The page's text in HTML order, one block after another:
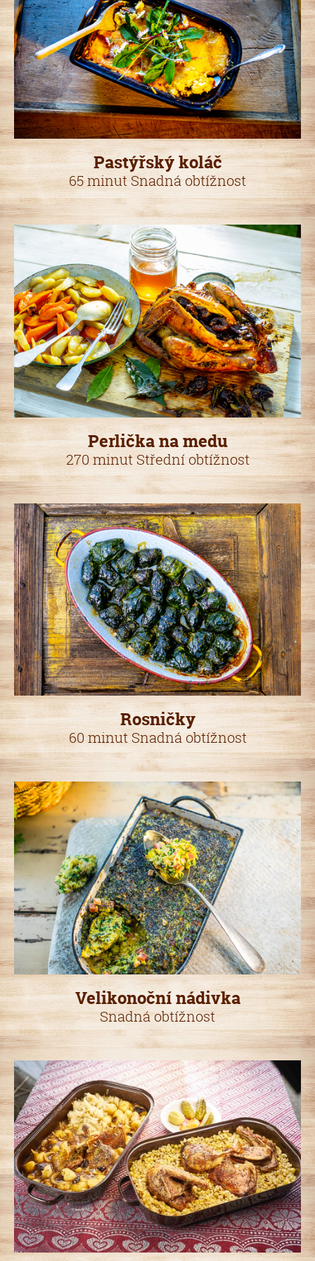
Pastýřský koláč
65 minut Snadná obtížnost
Perlička na medu
270 minut Střední obtížnost
Rosničky
60 minut Snadná obtížnost
Velikonoční nádivka
Snadná obtížnost